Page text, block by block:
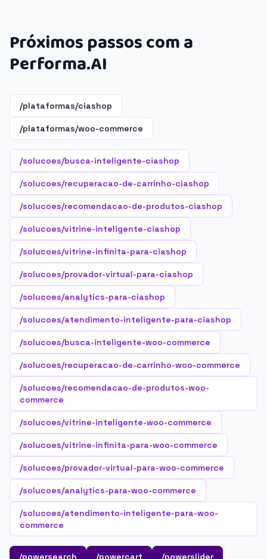
Próximos passos com a
Performa.AI
/plataformas/ciashop
/plataformas/woo-commerce
/solucoes/busca-inteligente-ciashop
/solucoes/recuperacao-de-carrinho-ciashop
/solucoes/recomendacao-de-produtos-ciashop
/solucoes/vitrine-inteligente-ciashop
/solucoes/vitrine-infinita-para-ciashop
/solucoes/provador-virtual-para-ciashop
/solucoes/analytics-para-ciashop
/solucoes/atendimento-inteligente-para-ciashop
/solucoes/busca-inteligente-woo-commerce
/solucoes/recuperacao-de-carrinho-woo-commerce
/solucoes/recomendacao-de-produtos-woo-
commerce
/solucoes/vitrine-inteligente-woo-commerce
/solucoes/vitrine-infinita-para-woo-commerce
/solucoes/provador-virtual-para-woo-commerce
/solucoes/analytics-para-woo-commerce
/solucoes/atendimento-inteligente-para-woo-
commerce
/powersearch /powercart /powerslider